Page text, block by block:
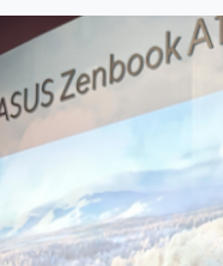
人像旗艦 vivo V30 系列
多個願望一次滿足 超強
一吸完美對位 擁有超強
OPPO 哈蘇 300mm 專業
Motorola edge 70 pro 及
近八千元的 Soundcore
ASUS Pad 全面應援 Me